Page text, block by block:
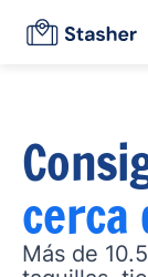
cerca
Más de